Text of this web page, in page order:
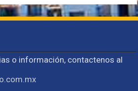
o información, contactenos al